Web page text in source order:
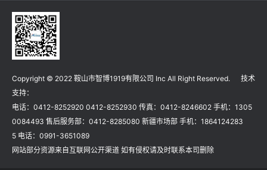
Copyright © 2022 鞍山市智博1919有限公司 Inc All Right Reserved. 技术
支持：
电话：0412-8252920 0412-8252930 传真：0412-8246602 手机：1305
0084493 售后服务部：0412-8285080 新疆市场部 手机：1864124283
5 电话：0991-3651089
网站部分资源来自互联网公开渠道 如有侵权请及时联系本司删除